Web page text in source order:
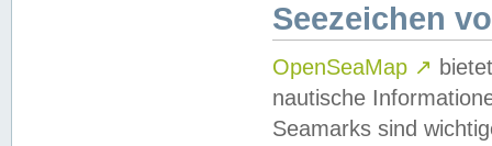
Seezeichen
OpenSeaMap ↗
nautische
Seamarks sind